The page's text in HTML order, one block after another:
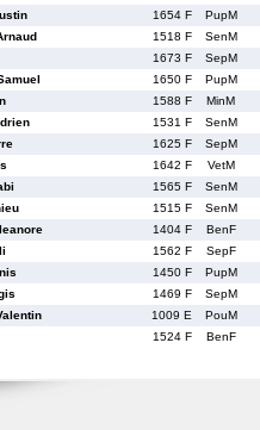
1654 F
PupM
1518 F
SenM
1673 F
SepM
1650 F
PupM
1588 F
MinM
1531 F
SenM
1625 F
SepM
1642 F
VetM
1565 F
SenM
1515 F
SenM
1404 F
BenF
1562 F
SepF
1450 F
PupM
1469 F
SepM
1009 E
PouM
1524 F BenF